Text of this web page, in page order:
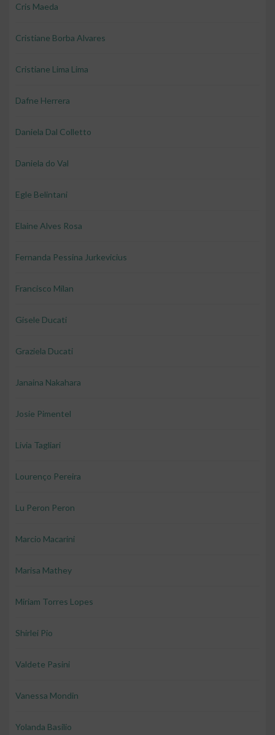
Cris Maeda
Cristiane Borba Alvares
Cristiane Lima Lima
Dafne Herrera
Daniela Dal Colletto
Daniela do Val
Egle Belintani
Elaine Alves Rosa
Fernanda Pessina Jurkevicius
Francisco Milan
Gisele Ducati
Graziela Ducati
Janaina Nakahara
Josie Pimentel
Livia Tagliari
Lourenço Pereira
Lu Peron Peron
Marcio Macarini
Marisa Mathey
Miriam Torres Lopes
Shirlei Pio
Valdete Pasini
Vanessa Mondin
Yolanda Basilio